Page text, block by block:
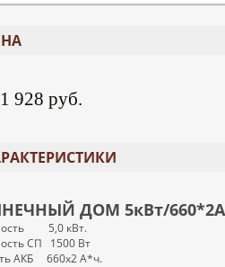
928 руб.
ДОМ 5кВт/
5,0 кВт.
СП 1500 Вт
АКБ 660х2 А*ч.